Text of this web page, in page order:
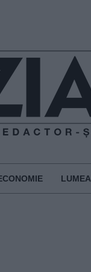
LUMEA